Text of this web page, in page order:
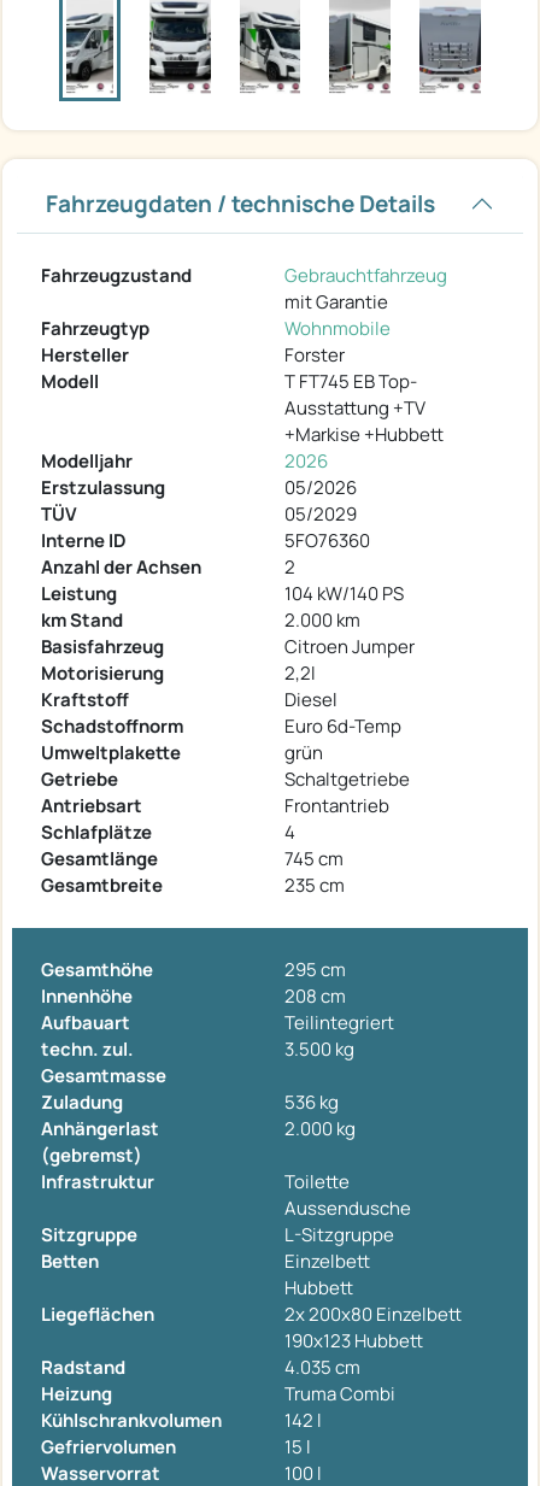
Fahrzeugdaten / technische Details
Fahrzeugzustand
Gebrauchtfahrzeug
mit Garantie
Fahrzeugtyp
Wohnmobile
Hersteller
Forster
Modell
T FT745 EB Top-
Ausstattung +TV
+Markise +Hubbett
Modelljahr
2026
Erstzulassung
05/2026
TÜV
05/2029
Interne ID
5FO76360
Anzahl der Achsen
2
Leistung
104 kW/140 PS
km Stand
2.000 km
Basisfahrzeug
Citroen Jumper
Motorisierung
2,2l
Kraftstoff
Diesel
Schadstoffnorm
Euro 6d-Temp
Umweltplakette
grün
Getriebe
Schaltgetriebe
Antriebsart
Frontantrieb
Schlafplätze
4
Gesamtlänge
745 cm
Gesamtbreite
235 cm
Gesamthöhe
295 cm
Innenhöhe
208 cm
Aufbauart
Teilintegriert
techn. zul.
Gesamtmasse
3.500 kg
Zuladung
536 kg
Anhängerlast
(gebremst)
2.000 kg
Infrastruktur
Toilette
Aussendusche
Sitzgruppe
L-Sitzgruppe
Betten
Einzelbett
Hubbett
Liegeflächen
2x 200x80 Einzelbett
190x123 Hubbett
Radstand
4.035 cm
Heizung
Truma Combi
Kühlschrankvolumen
142 l
Gefriervolumen
15 l
Wasservorrat
100 l